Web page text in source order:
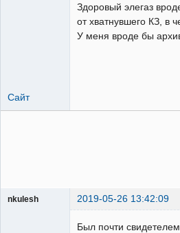
Здоровый элегаз
от хватнувшего КЗ, в
У меня вроде бы
Сайт
nkulesh 2019-05-26 13:42:09
Был почти